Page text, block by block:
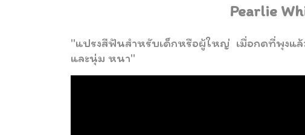
Pearlie
"แปรงสีฟันสำหรับเด็กหรือผู้ใหญ่ เมื่อกดที่พุงแล้
และนุ่ม หนา"